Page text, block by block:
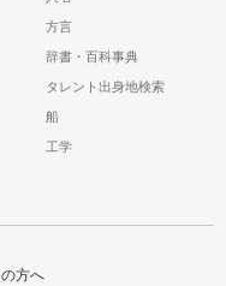
方言
辞書・百科事典
タレント出身地検索
船
工学
方へ